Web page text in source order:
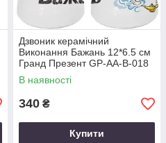
Дзвоник керамічний
Виконання Бажань 12*6.5 см
Гранд Презент GP-AA-B-018
В наявності
340 ₴
Купити